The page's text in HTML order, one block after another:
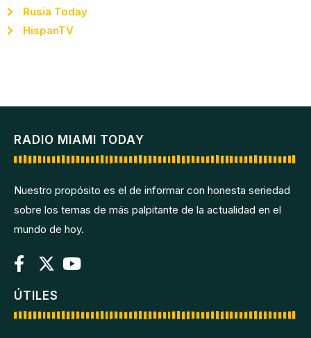
Rusia Today
HispanTV
RADIO MIAMI TODAY
Nuestro propósito es el de informar con honesta seriedad
sobre los temas de más palpitante de la actualidad en el
mundo de hoy.
ÚTILES